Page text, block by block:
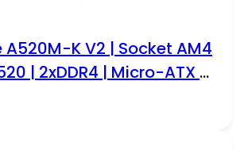
K V2 | Socket AM4
| 2xDDR4 | Micro-ATX |